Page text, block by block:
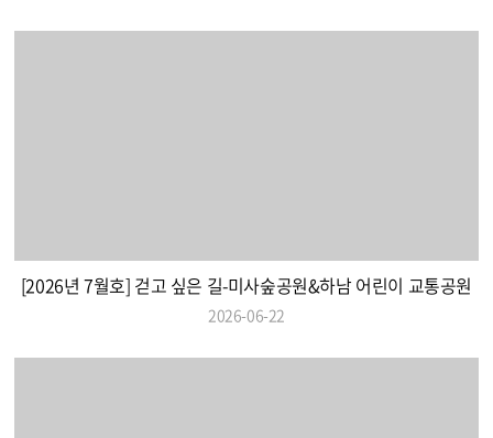
[2026년 7월호] 걷고 싶은 길-미사숲공원&하남 어린이 교통공원
2026-06-22